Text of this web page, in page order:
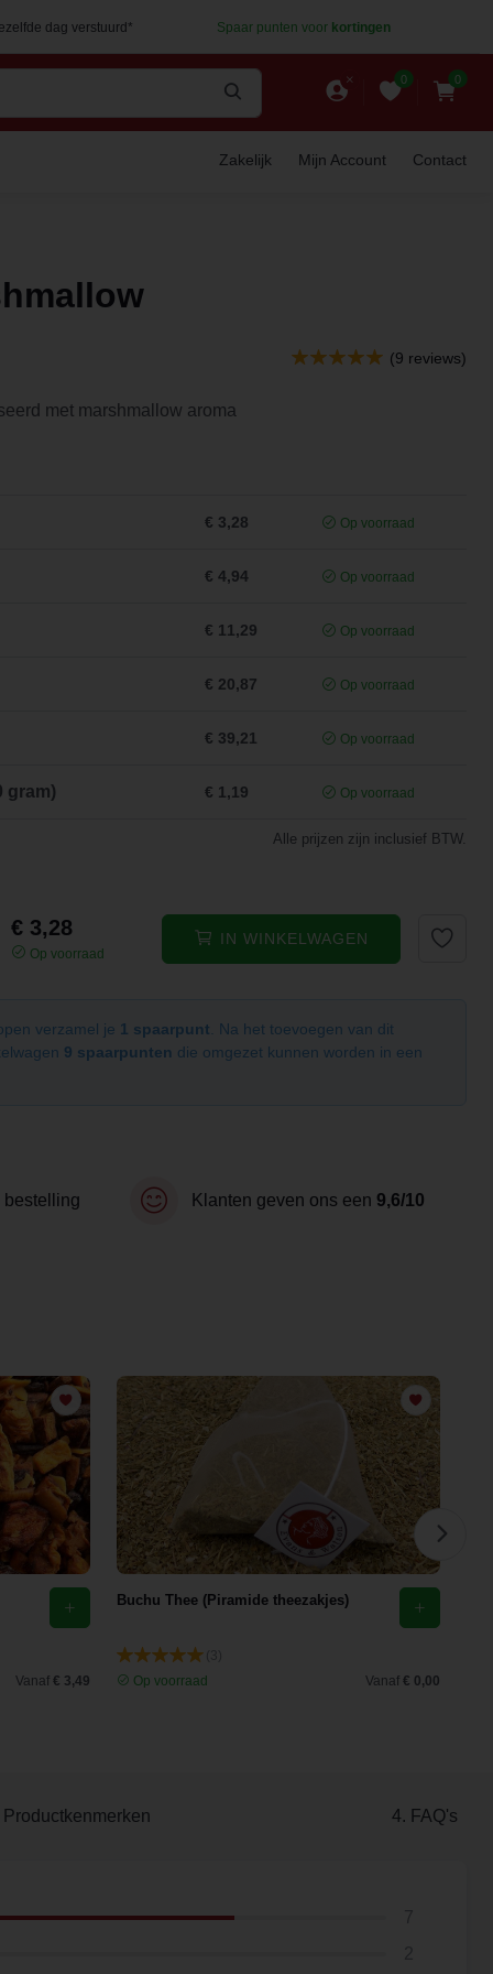
dag verstuurd* Spaar punten voor kortingen
0 0
Zakelijk Mijn Account Contact
(9 reviews)
met marshmallow aroma
€ 3,28 Op voorraad
€ 4,94 Op voorraad
€ 11,29 Op voorraad
€ 20,87 Op voorraad
€ 39,21 Op voorraad
gram) € 1,19 Op voorraad
Alle prijzen zijn inclusief BTW.
€ 3,28
Op voorraad
IN WINKELWAGEN
verzamel je 1 spaarpunt . Na het toevoegen van dit
9 spaarpunten die omgezet kunnen worden in een
bestelling Klanten geven ons een 9,6/10
Vanaf € 3,49
Buchu Thee (Piramide theezakjes)
Op voorraad
Vanaf € 0,00
Productkenmerken 4. FAQ's